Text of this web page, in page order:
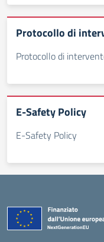
Protocollo di
Protocollo di
E-Safety Policy
E-Safety Policy